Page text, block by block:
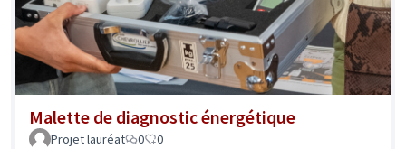
Malette de diagnostic énergétique
Projet lauréat 0 0